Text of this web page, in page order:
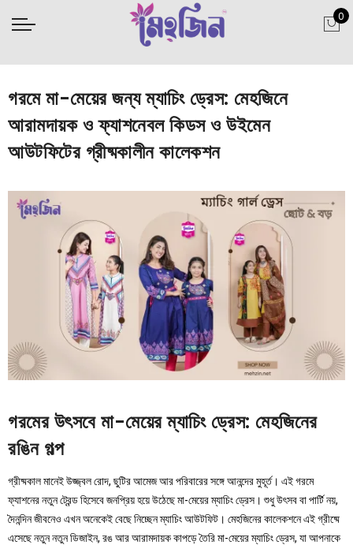
0
গরমে মা-মেয়ের জন্য ম্যাচিং ড্রেস: মেহজিনে
আরামদায়ক ও ফ্যাশনেবল কিডস ও উইমেন
আউটফিটের গ্রীষ্মকালীন কালেকশন
গরমের উৎসবে মা-মেয়ের ম্যাচিং ড্রেস: মেহজিনের
রঙিন গল্প
গ্রীষ্মকাল মানেই উজ্জ্বল রোদ, ছুটির আমেজ আর পরিবারের সঙ্গে আনন্দের মুহূর্ত। এই গরমে
ফ্যাশনের নতুন ট্রেন্ড হিসেবে জনপ্রিয় হয়ে উঠেছে মা-মেয়ের ম্যাচিং ড্রেস। শুধু উৎসব বা পার্টি নয়,
দৈনন্দিন জীবনেও এখন অনেকেই বেছে নিচ্ছেন ম্যাচিং আউটফিট। মেহজিনের কালেকশনে এই গ্রীষ্মে
এসেছে নতুন নতুন ডিজাইন, রঙ আর আরামদায়ক কাপড়ে তৈরি মা-মেয়ের ম্যাচিং ড্রেস, যা আপনাকে